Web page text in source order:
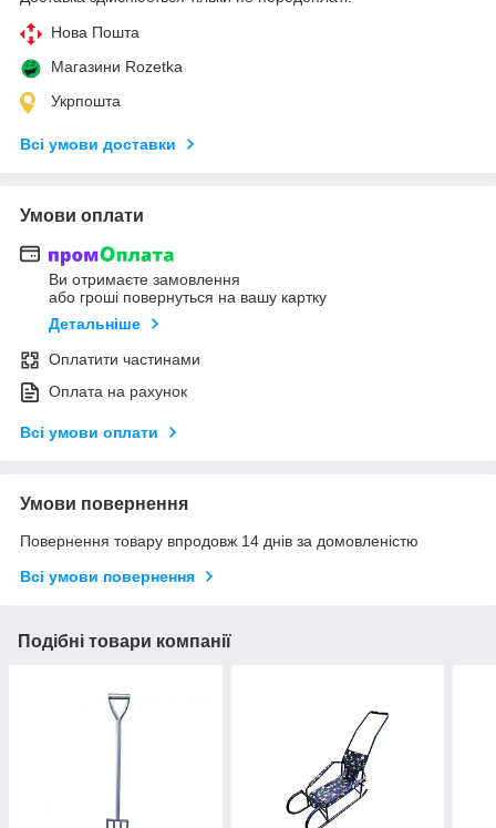
Нова Пошта
Магазини Rozetka
Укрпошта
Всі умови доставки
Умови оплати
Ви отримаєте замовлення
або гроші повернуться на вашу картку
Детальніше
Оплатити частинами
Оплата на рахунок
Всі умови оплати
Умови повернення
Повернення товару впродовж 14 днів за домовленістю
Всі умови повернення
Подібні товари компанії